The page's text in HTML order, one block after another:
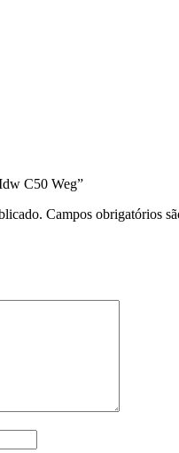
C50 Weg”
Campos obrigatórios